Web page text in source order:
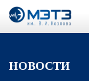
НОВОСТИ